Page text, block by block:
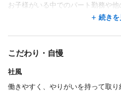
半年～1年は年に3日
2年～3年は年に5日
4年～5年は年に8日+1
5年～6年は年に8日+2
勤務年数によって変わってきます
続きを
休日
勤務時間や日数は自由に決定でき
できますのでご安心ください。
子育て中のスタッフも在籍してお
【ハッピー休暇(有給のようなもの)
お子様がいる中でのパート勤務や
技術取得後しっかりお給料をつく
プロアイデザイナーとして活躍の応
してスタッフの技術講習・指導者と
続きを
こだわり・自慢
社風
働きやすく、やりがいを持って取